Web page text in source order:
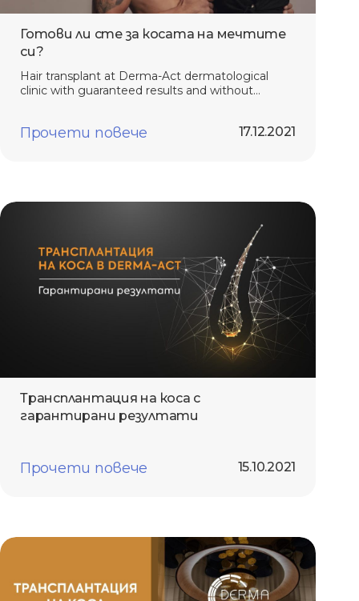
Готови ли сте за косата на мечтите
си?
Hair transplant at Derma-Act dermatological
clinic with guaranteed results and without
17.12.2021
Прочети повече
Трансплантация на коса с
гарантирани резултати
15.10.2021
Прочети повече